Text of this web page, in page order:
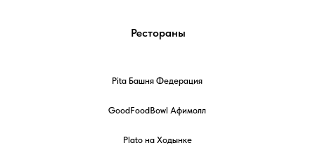
Рестораны
Pita Башня Федерация
GoodFoodBowl Афимолл
Plato на Ходынке